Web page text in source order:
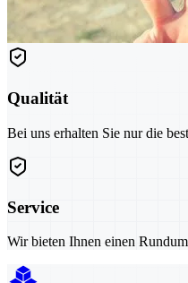
Qualität
Bei uns erhalten Sie nur die
Service
Wir bieten Ihnen einen